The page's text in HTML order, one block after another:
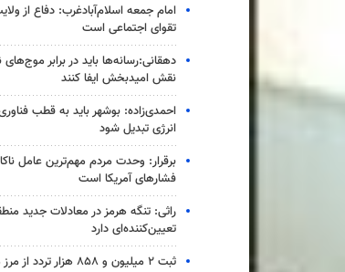
امام جمعه اسلام‌آبادغرب: دفاع از
تقوای اجتماعی است
دهقانی:رسانه‌ها باید در برابر موج‌های
نقش امیدبخش ایفا کنند
احمدی‌زاده: بوشهر باید به قطب
انرژی تبدیل شود
برقرار: وحدت مردم مهم‌ترین عامل
فشارهای آمریکا است
راثی: تنگه هرمز در معادلات جدید
تعیین‌کننده‌ای دارد
ثبت ۲ میلیون و ۸۵۸ هزار تردد از مرز مهران